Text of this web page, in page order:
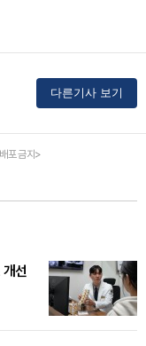
다른기사 보기
포 금지>
개선